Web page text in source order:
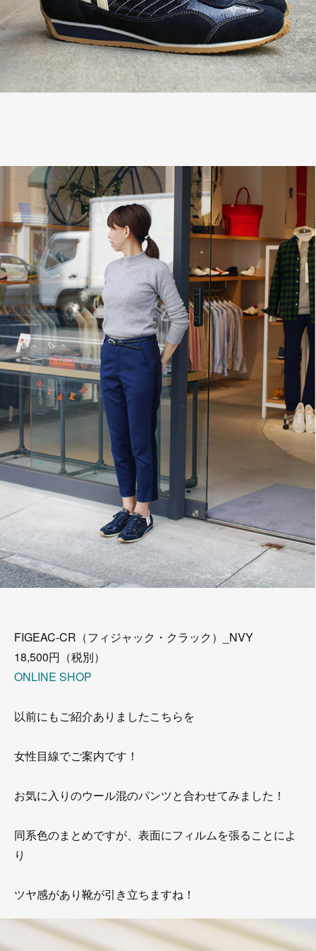
FIGEAC-CR（フィジャック・クラック）_NVY
18,500円（税別）
ONLINE SHOP
以前にもご紹介ありましたこちらを
女性目線でご案内です！
お気に入りのウール混のパンツと合わせてみました！
同系色のまとめですが、表面にフィルムを張ることによ
り
ツヤ感があり靴が引き立ちますね！